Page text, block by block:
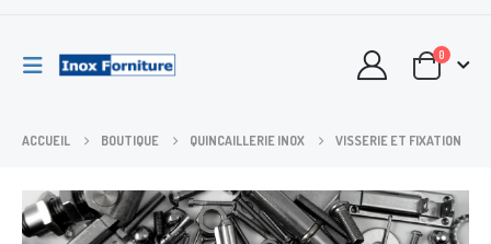
0
ACCUEIL BOUTIQUE QUINCAILLERIE INOX VISSERIE ET FIXATION